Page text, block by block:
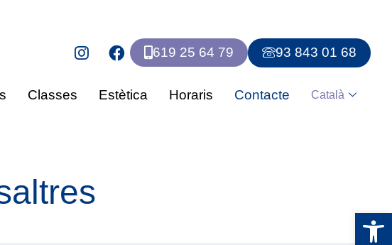
619 25 64 79 93 843 01 68
Classes Estètica Horaris Contacte Català
Obre